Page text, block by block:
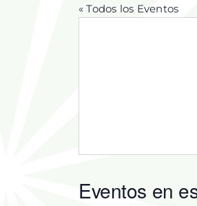
« Todos los Eventos
Eventos en